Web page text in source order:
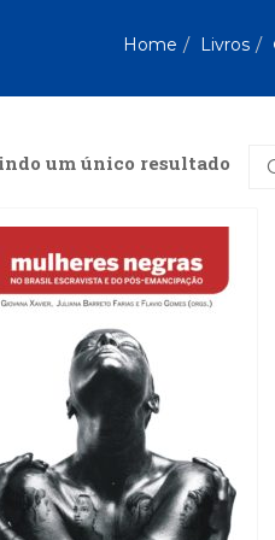
Comportamento (418)
Economia, Negócios (31)
Literatura, Ficção,
Puericultura (23)
Religião,
Televisão (22)
Treinamento e RH (65)
Home Livros
um único resultado